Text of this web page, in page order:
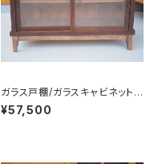
ガラス戸棚/ガラスキャビネット/
食器棚/飾り棚/No.0350
¥57,500